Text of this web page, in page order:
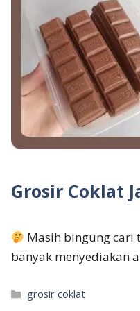
Grosir Coklat
Masih bingung cari
banyak menyediakan
Kategori
grosir coklat